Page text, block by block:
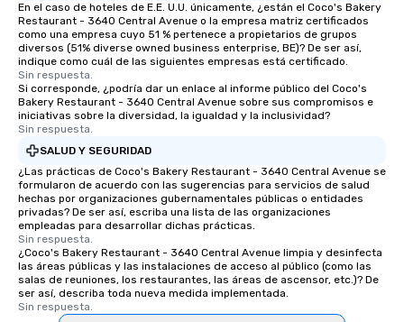
the night. ► Pop Nouveau has
decades of experience performing at
weddings all over the planet! We are
ready to provide you with the perfect
soundtrack to enhance every moment
of your special day! From setting the
mood for your "I do" moment, to
for dinner which lead right into an
unforgettable all night dance party!
Pop Nouveau will be there every step
of the way to make planning your
wedding day a breeze. We have many
options available for every size venue
and every budget.
En el caso de hoteles de E.E. U.U. únicamente, ¿están el Coco's Bakery
Restaurant - 3640 Central Avenue o la empresa matriz certificados
como una empresa cuyo 51 % pertenece a propietarios de grupos
diversos (51% diverse owned business enterprise, BE)? De ser así,
indique como cuál de las siguientes empresas está certificado.
Sin respuesta.
Si corresponde, ¿podría dar un enlace al informe público del Coco's
Bakery Restaurant - 3640 Central Avenue sobre sus compromisos e
iniciativas sobre la diversidad, la igualdad y la inclusividad?
Sin respuesta.
SALUD Y SEGURIDAD
¿Las prácticas de Coco's Bakery Restaurant - 3640 Central Avenue se
formularon de acuerdo con las sugerencias para servicios de salud
hechas por organizaciones gubernamentales públicas o entidades
privadas? De ser así, escriba una lista de las organizaciones
empleadas para desarrollar dichas prácticas.
Sin respuesta.
¿Coco's Bakery Restaurant - 3640 Central Avenue limpia y desinfecta
las áreas públicas y las instalaciones de acceso al público (como las
salas de reuniones, los restaurantes, las áreas de ascensor, etc.)? De
ser así, describa toda nueva medida implementada.
Sin respuesta.